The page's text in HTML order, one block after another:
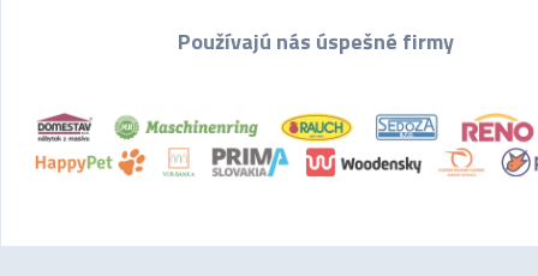
Používajú nás úspešné firmy